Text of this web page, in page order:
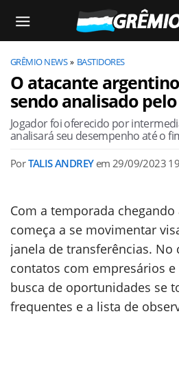
GRÊMIO NEWS BASTIDORES
O atacante
sendo analisado
Jogador foi oferecido por
analisará seu desempenho até o
PorTALIS ANDREYem29/09/2023
Com a temporada
começa a se movimentar
janela de transferências. No
contatos com empresários
busca de oportunidades se
frequentes e a lista de